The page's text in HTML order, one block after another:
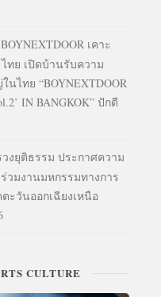
เคาะ
ไทย เปิดบ้านรับความ
ไทย “BOYNEXTDOOR
IN BANGKOK” ปักดี
งยุติธรรม ประกาศความ
วมงานมหกรรมทางการ
ะวันออกเฉียงเหนือ
CULTURE